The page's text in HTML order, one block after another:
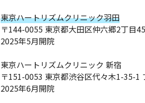
東京ハートリズムクリニック羽田
〒144-0055 東京都大田区仲六郷2丁目
2025年5月開院
東京ハートリズムクリニック 新宿
〒151-0053 東京都渋谷区代々木1-35-1
2025年6月開院